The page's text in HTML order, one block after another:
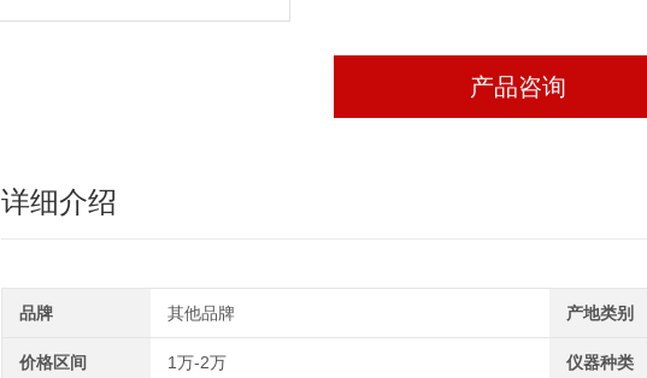
产品咨询
详细介绍
品牌 其他品牌 产地类别
价格区间 1万-2万 仪器种类